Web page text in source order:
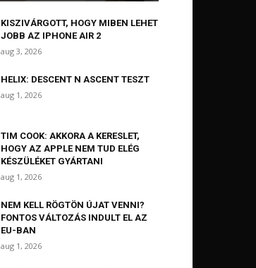
KISZIVÁRGOTT, HOGY MIBEN LEHET
JOBB AZ IPHONE AIR 2
aug 3, 2026
HELIX: DESCENT N ASCENT TESZT
aug 1, 2026
TIM COOK: AKKORA A KERESLET,
HOGY AZ APPLE NEM TUD ELÉG
KÉSZÜLÉKET GYÁRTANI
aug 1, 2026
NEM KELL RÖGTÖN ÚJAT VENNI?
FONTOS VÁLTOZÁS INDULT EL AZ
EU-BAN
aug 1, 2026